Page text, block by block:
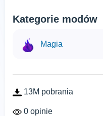
Kategorie modów
Magia
13M pobrania
0 opinie